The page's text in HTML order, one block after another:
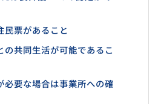
票があること
共同生活が可能であるこ
要な場合は事業所への確